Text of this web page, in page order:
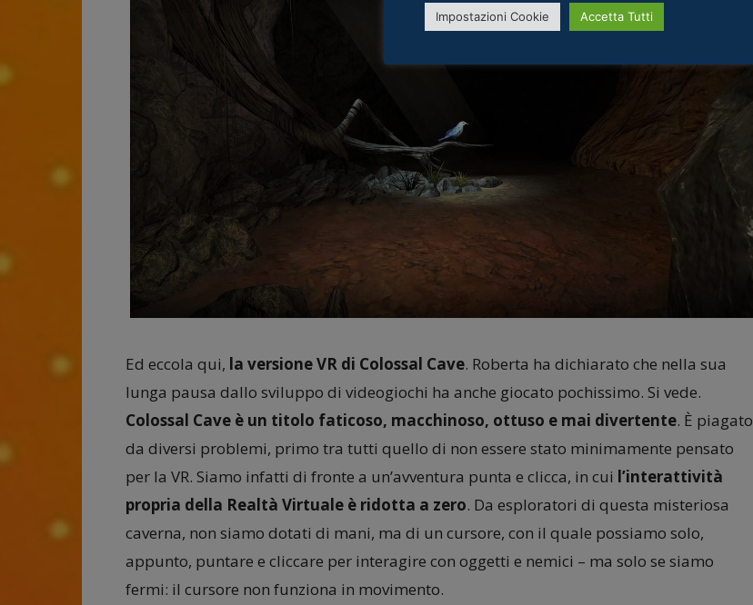
Ed eccola qui, la versione VR di Colossal Cave. Roberta ha dichiarato che nella sua
lunga pausa dallo sviluppo di videogiochi ha anche giocato pochissimo. Si vede.
Colossal Cave è un titolo faticoso, macchinoso, ottuso e mai divertente. È piagato
da diversi problemi, primo tra tutti quello di non essere stato minimamente pensato
per la VR. Siamo infatti di fronte a un’avventura punta e clicca, in cui l’interattività
propria della Realtà Virtuale è ridotta a zero. Da esploratori di questa misteriosa
caverna, non siamo dotati di mani, ma di un cursore, con il quale possiamo solo,
appunto, puntare e cliccare per interagire con oggetti e nemici – ma solo se siamo
fermi: il cursore non funziona in movimento.
Impostazioni Cookie Accetta Tutti